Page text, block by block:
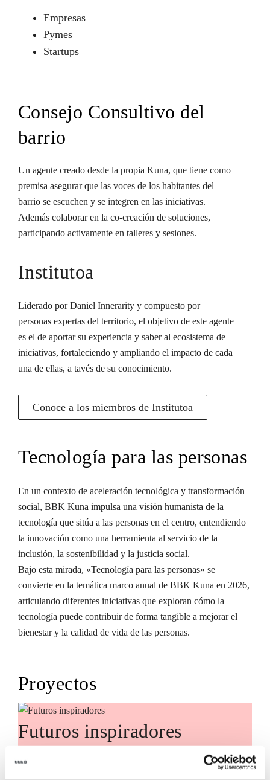
Empresas
Pymes
Startups
Consejo Consultivo del
barrio
Un agente creado desde la propia Kuna, que tiene como
premisa asegurar que las voces de los habitantes del
barrio se escuchen y se integren en las iniciativas.
Además colaborar en la co-creación de soluciones,
participando activamente en talleres y sesiones.
Institutoa
Liderado por Daniel Innerarity y compuesto por
personas expertas del territorio, el objetivo de este agente
es el de aportar su experiencia y saber al ecosistema de
iniciativas, fortaleciendo y ampliando el impacto de cada
una de ellas, a tavés de su conocimiento.
Conoce a los miembros de Institutoa
Tecnología para las personas
En un contexto de aceleración tecnológica y transformación
social, BBK Kuna impulsa una visión humanista de la
tecnología que sitúa a las personas en el centro, entendiendo
la innovación como una herramienta al servicio de la
inclusión, la sostenibilidad y la justicia social.
Bajo esta mirada, «Tecnología para las personas» se
convierte en la temática marco anual de BBK Kuna en 2026,
articulando diferentes iniciativas que exploran cómo la
tecnología puede contribuir de forma tangible a mejorar el
bienestar y la calidad de vida de las personas.
Proyectos
Futuros inspiradores
Futuros Inspiradores es una iniciativa